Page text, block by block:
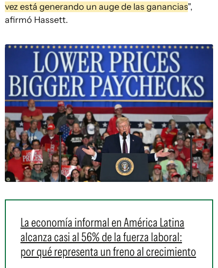
vez está generando un auge de las ganancias",
afirmó Hassett.
La economía informal en América Latina
alcanza casi al 56% de la fuerza laboral:
por qué representa un freno al crecimiento